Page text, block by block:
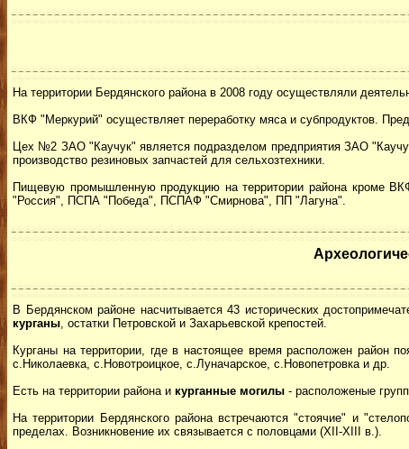
На территории Бердянского района в 2008 году осуществляли
ВКФ "Меркурий" осуществляет переработку мяса и субпродуктов.
Цех №2 ЗАО "Каучук" является подразделом предприятия ЗАО
производство резиновых запчастей для сельхозтехники.
Пищевую промышленную продукцию на территории района кроме
"Россия", ПСПА "Победа", ПСПАФ "Смирнова", ПП "Лагуна".
В Бердянском районе насчитывается 43 исторических
курганы, остатки Петровской и Захарьевской крепостей.
Курганы на территории, где в настоящее время расположен район
с.Николаевка, с.Новотроицкое, с.Луначарское, с.Новопетровка и др.
Есть на территории района и курганные могилы - расположеные
На территории Бердянского района встречаются "стоячие" и
пределах. Возникновение их связывается с половцами (ХII-ХIII в.).